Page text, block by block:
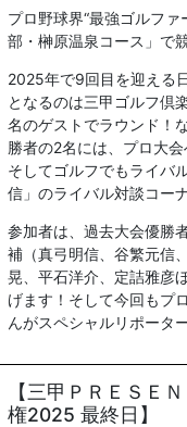
プロ野球界“最強ゴルフ
部・榊原温泉コース」で
2025年で9回目を迎える
となるのは三甲ゴルフ倶
名のゲストでラウンド！
勝者の2名には、プロ大
そしてゴルフでもライバ
信」のライバル対談コー
参加者は、過去大会優勝
補（真弓明信、谷繁元信
晃、平石洋介、定詰雅彦
げます！そして今回もプ
んがスペシャルリポータ
【三甲ＰＲＥＳＥ
権2025 最終日】